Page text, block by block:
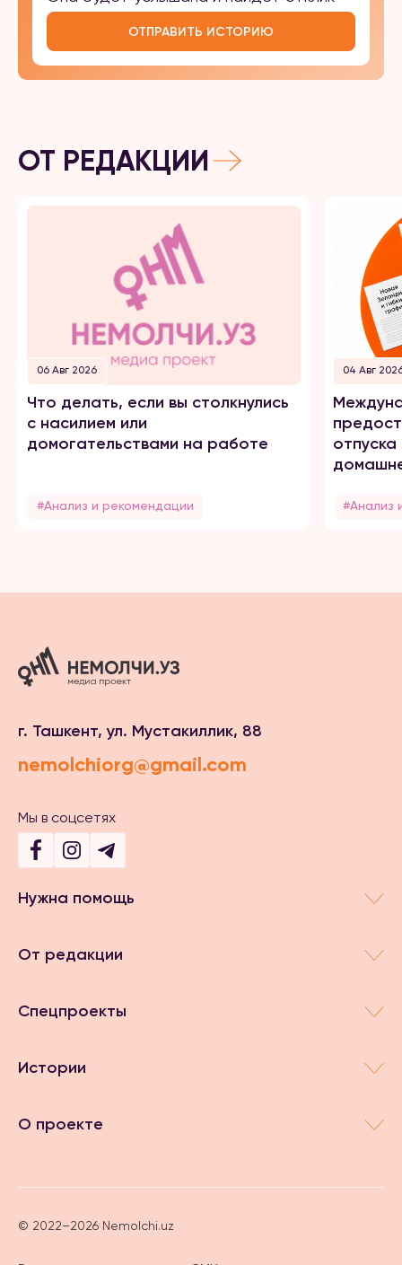
ОТПРАВИТЬ ИСТОРИЮ
ОТ РЕДАКЦИИ
06 Авг 2026
Что делать, если вы столкнулись
с насилием или
домогательствами на работе
#Анализ и рекомендации
04 Авг
#Анализ
г. Ташкент, ул. Мустакиллик, 88
nemolchiorg@gmail.com
Мы в соцсетях
Нужна помощь
От редакции
Спецпроекты
Истории
О проекте
© 2022–2026 Nemolchi.uz